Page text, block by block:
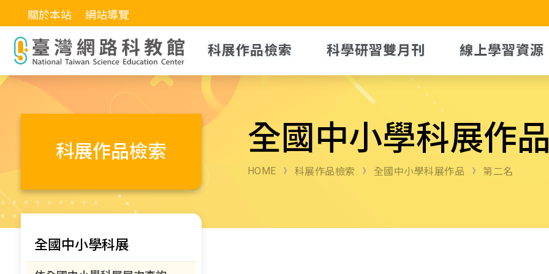
關於本站 網站導覽
科展作品檢索 科學研習雙月刊 線上學習資源
科展作品檢索 全國中小學科展作
HOME 科展作品檢索 全國中小學科展作品 第二名
全國中小學科展